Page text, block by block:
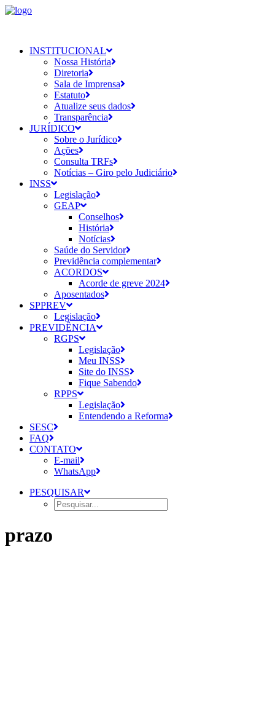
INSTITUCIONAL
Nossa História
Diretoria
Sala de Imprensa
Estatuto
Atualize seus dados
Transparência
JURÍDICO
Sobre o Jurídico
Ações
Consulta TRFs
Notícias – Giro pelo Judiciário
INSS
Legislação
GEAP
Conselhos
História
Notícias
Saúde do Servidor
Previdência complementar
ACORDOS
Acorde de greve 2024
Aposentados
SPPREV
Legislação
PREVIDÊNCIA
RGPS
Legislação
Meu INSS
Site do INSS
Fique Sabendo
RPPS
Legislação
Entendendo a Reforma
SESC
FAQ
CONTATO
E-mail
WhatsApp
PESQUISAR
prazo